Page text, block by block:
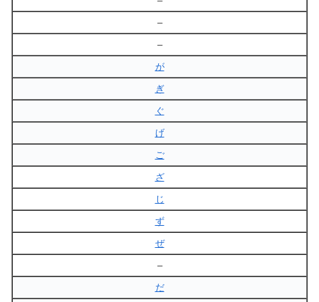
–
–
が
ぎ
ぐ
げ
ご
ざ
じ
ず
ぜ
–
だ